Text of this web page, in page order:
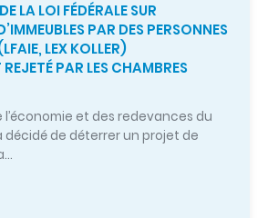
LA LOI FÉDÉRALE SUR
PAR DES PERSONNES
LEX KOLLER)
PAR LES CHAMBRES
l’économie et des redevances du
décidé de déterrer un projet de